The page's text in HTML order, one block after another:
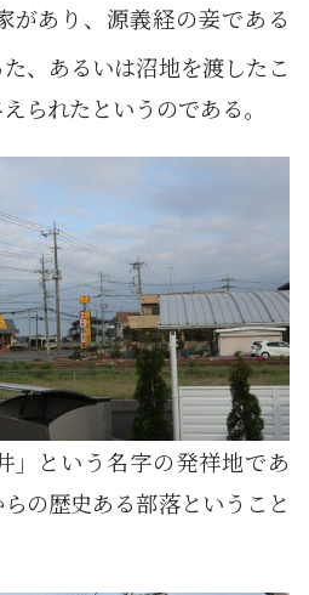
があり、源義経の妾である
、あるいは沼地を渡したこ
られたというのである。
」という名字の発祥地であ
の歴史ある部落ということ